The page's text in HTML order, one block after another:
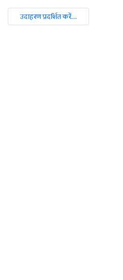
उदाहरण प्रदर्शित करें...